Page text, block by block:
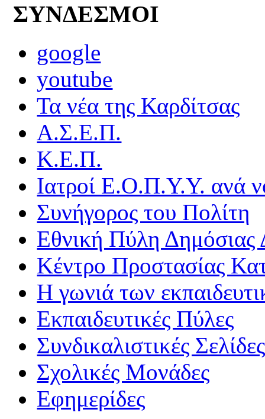
ΣΥΝΔΕΣΜΟΙ
google
youtube
Τα νέα της Καρδίτσας
Α.Σ.Ε.Π.
Κ.Ε.Π.
Ιατροί Ε.Ο.Π.Υ.Υ. ανά
Συνήγορος του Πολίτη
Εθνική Πύλη Δημόσιας
Κέντρο Προστασίας
Η γωνιά των
Εκπαιδευτικές Πύλες
Συνδικαλιστικές Σελίδες
Σχολικές Μονάδες
Εφημερίδες